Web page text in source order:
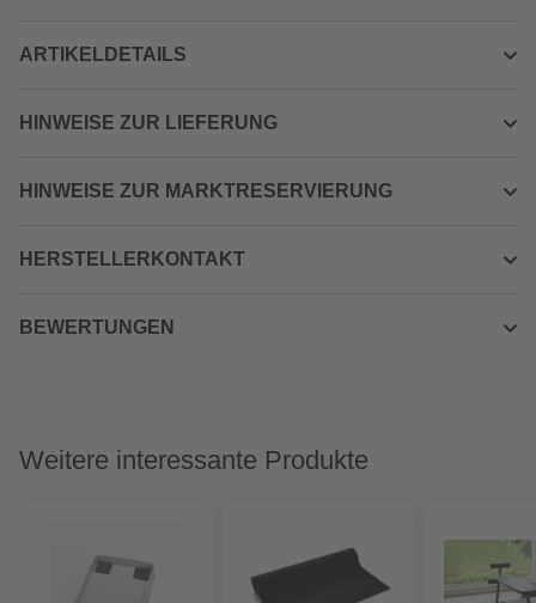
ARTIKELDETAILS
HINWEISE ZUR LIEFERUNG
HINWEISE ZUR MARKTRESERVIERUNG
HERSTELLERKONTAKT
BEWERTUNGEN
Weitere interessante Produkte